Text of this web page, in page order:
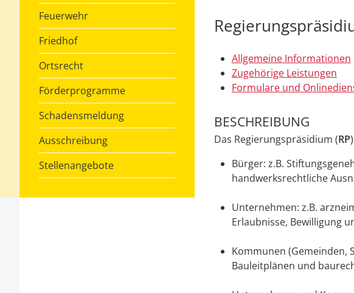
Feuerwehr
Friedhof
Ortsrecht
Förderprogramme
Schadensmeldung
Ausschreibung
Stellenangebote
Allgemeine Informationen
Zugehörige Leistungen
Formulare und
BESCHREIBUNG
Das Regierungspräsidium (RP
Bürger: z.B.
handwerksrechtliche
Unternehmen: z.B.
Erlaubnisse, Bewilligung
Kommunen (Gemeinden,
Bauleitplänen und